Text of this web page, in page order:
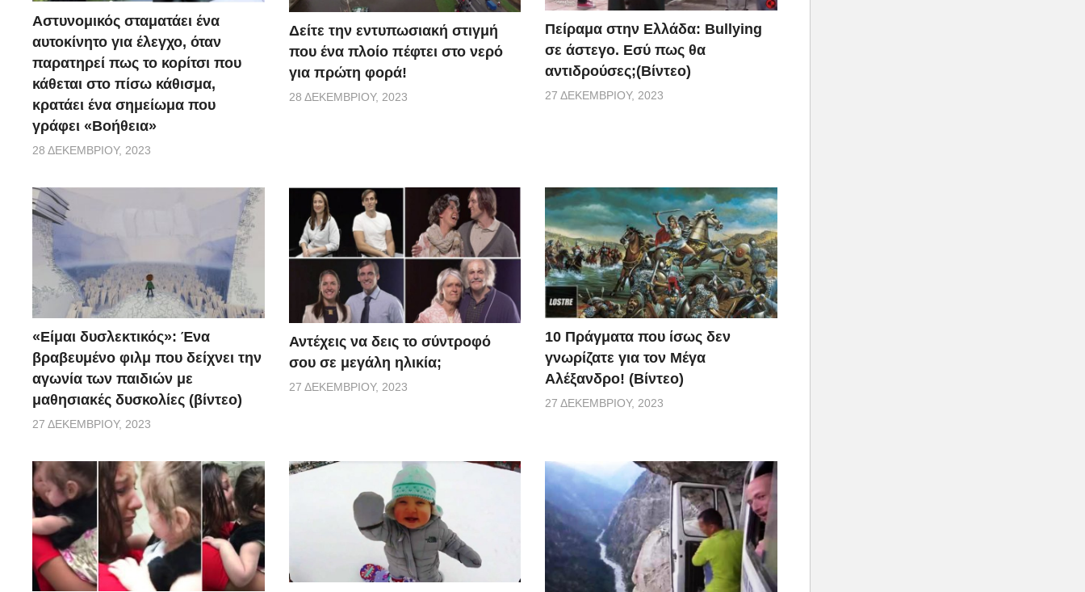
via
Αστυνομικός σταματάει ένα
αυτοκίνητο για έλεγχο, όταν
παρατηρεί πως το κορίτσι που
κάθεται στο πίσω κάθισμα,
κρατάει ένα σημείωμα που
γράφει «Βοήθεια»
28 ΔΕΚΕΜΒΡΊΟΥ, 2023
Δείτε την εντυπωσιακή στιγμή
που ένα πλοίο πέφτει στο νερό
για πρώτη φορά!
28 ΔΕΚΕΜΒΡΊΟΥ, 2023
Πείραμα στην Ελλάδα: Bullying
σε άστεγο. Εσύ πως θα
αντιδρούσες;(Βίντεο)
27 ΔΕΚΕΜΒΡΊΟΥ, 2023
«Είμαι δυσλεκτικός»: Ένα
βραβευμένο φιλμ που δείχνει την
αγωνία των παιδιών με
μαθησιακές δυσκολίες (βίντεο)
27 ΔΕΚΕΜΒΡΊΟΥ, 2023
Αντέχεις να δεις το σύντροφό
σου σε μεγάλη ηλικία;
27 ΔΕΚΕΜΒΡΊΟΥ, 2023
10 Πράγματα που ίσως δεν
γνωρίζατε για τον Μέγα
Αλέξανδρο! (Βίντεο)
27 ΔΕΚΕΜΒΡΊΟΥ, 2023